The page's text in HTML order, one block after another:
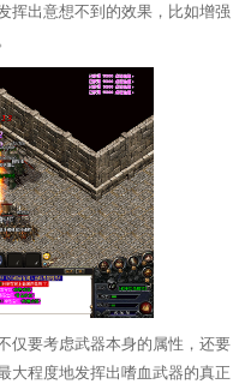
挥出意想不到的效果，比如增强
仅要考虑武器本身的属性，还要
大程度地发挥出嗜血武器的真正